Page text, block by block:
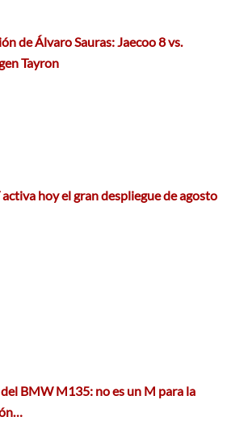
de Álvaro Sauras: Jaecoo 8 vs.
Tayron
activa hoy el gran despliegue de agosto
BMW M135: no es un M para la